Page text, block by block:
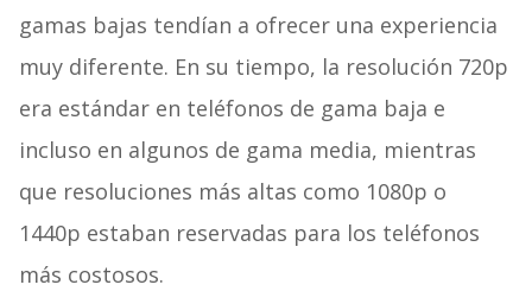
gamas bajas tendían a ofrecer una experiencia
muy diferente. En su tiempo, la resolución 720p
era estándar en teléfonos de gama baja e
incluso en algunos de gama media, mientras
que resoluciones más altas como 1080p o
1440p estaban reservadas para los teléfonos
más costosos.